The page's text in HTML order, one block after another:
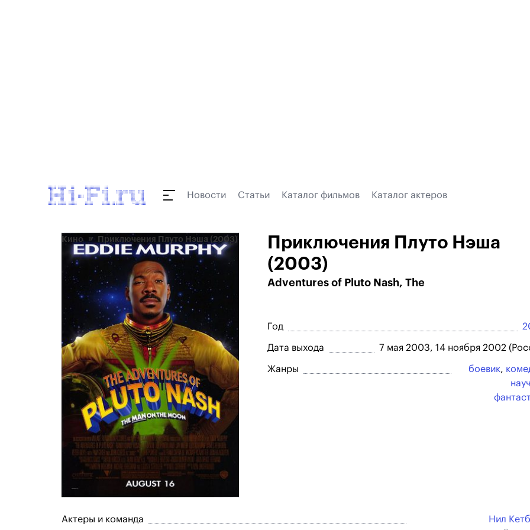
Новости Статьи Каталог фильмов Каталог актеров
Кино Приключения Плуто Нэша (2003)
Приключения Плуто Нэша
(2003)
Adventures of Pluto Nash, The
Год
Дата выхода 7 мая 2003, 14 ноября 2002
Жанры боевик,
Актеры и команда Нил